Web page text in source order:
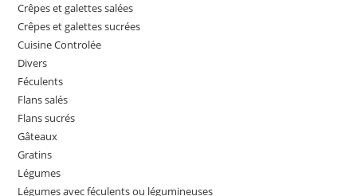
Crêpes et galettes salées
Crêpes et galettes sucrées
Cuisine Controlée
Divers
Féculents
Flans salés
Flans sucrés
Gâteaux
Gratins
Légumes
Légumes avec féculents ou légumineuses